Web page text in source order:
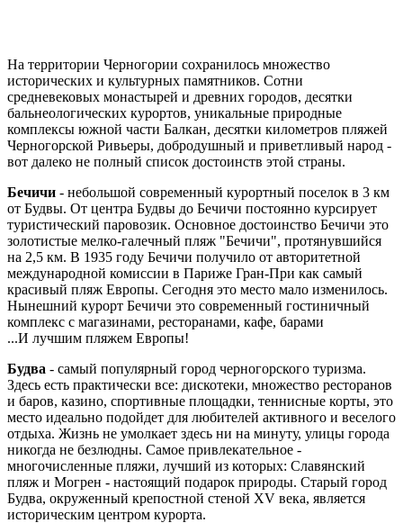
На территории Черногории сохранилось множество
исторических и культурных памятников. Сотни
средневековых монастырей и древних городов, десятки
бальнеологических курортов, уникальные природные
комплексы южной части Балкан, десятки километров пляжей
Черногорской Ривьеры, добродушный и приветливый народ -
вот далеко не полный список достоинств этой страны.
Бечичи - небольшой современный курортный поселок в 3 км
от Будвы. От центра Будвы до Бечичи постоянно курсирует
туристический паровозик. Основное достоинство Бечичи это
золотистые мелко-галечный пляж "Бечичи", протянувшийся
на 2,5 км. В 1935 году Бечичи получило от авторитетной
международной комиссии в Париже Гран-При как самый
красивый пляж Европы. Сегодня это место мало изменилось.
Нынешний курорт Бечичи это современный гостиничный
комплекс с магазинами, ресторанами, кафе, барами
...И лучшим пляжем Европы!
Будва - самый популярный город черногорского туризма.
Здесь есть практически все: дискотеки, множество ресторанов
и баров, казино, спортивные площадки, теннисные корты, это
место идеально подойдет для любителей активного и веселого
отдыха. Жизнь не умолкает здесь ни на минуту, улицы города
никогда не безлюдны. Самое привлекательное -
многочисленные пляжи, лучший из которых: Славянский
пляж и Могрен - настоящий подарок природы. Старый город
Будва, окруженный крепостной стеной XV века, является
историческим центром курорта.